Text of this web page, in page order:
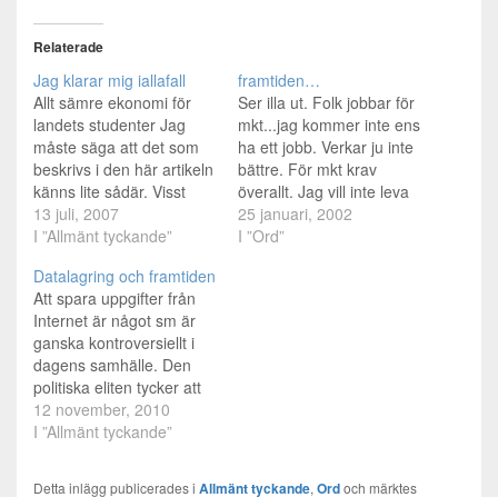
Relaterade
Jag klarar mig iallafall
Allt sämre ekonomi för
landets studenter Jag
måste säga att det som
beskrivs i den här artikeln
känns lite sådär. Visst
förstår jag att det är tungt
rent ekonomiskt att leva
fattig student av en
anledning. Men samtidigt
så är det inte så konstigt.
Klart…
13 juli, 2007
I ”Allmänt tyckande”
framtiden…
Ser illa ut. Folk jobbar för
mkt...jag kommer inte ens
ha ett jobb. Verkar ju inte
bättre. För mkt krav
överallt. Jag vill inte leva
för att uppfylla andras
krav, jag vill enbart leva
25 januari, 2002
I ”Ord”
Datalagring och framtiden
Att spara uppgifter från
Internet är något sm är
ganska kontroversiellt i
dagens samhälle. Den
politiska eliten tycker att
det är ett nödvändigt steg
för att kunna skydda
12 november, 2010
I ”Allmänt tyckande”
Detta inlägg publicerades i Allmänt tyckande, Ordoch märktes